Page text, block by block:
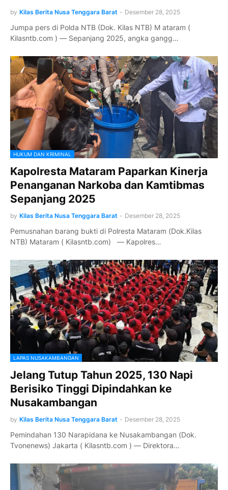
by Kilas Berita Nusa Tenggara Barat - Desember 28, 2025
Jumpa pers di Polda NTB (Dok. Kilas NTB) M ataram (
Kilasntb.com ) — Sepanjang 2025, angka gangg…
HUKUM DAN KRIMINAL
Kapolresta Mataram Paparkan Kinerja
Penanganan Narkoba dan Kamtibmas
Sepanjang 2025
by Kilas Berita Nusa Tenggara Barat - Desember 28, 2025
Pemusnahan barang bukti di Polresta Mataram (Dok.Kilas
NTB) Mataram ( Kilasntb.com) — Kapolres…
LAPAS NUSAKAMBANGAN
Jelang Tutup Tahun 2025, 130 Napi
Berisiko Tinggi Dipindahkan ke
Nusakambangan
by Kilas Berita Nusa Tenggara Barat - Desember 28, 2025
Pemindahan 130 Narapidana ke Nusakambangan (Dok.
Tvonenews) Jakarta ( Kilasntb.com ) — Direktora…